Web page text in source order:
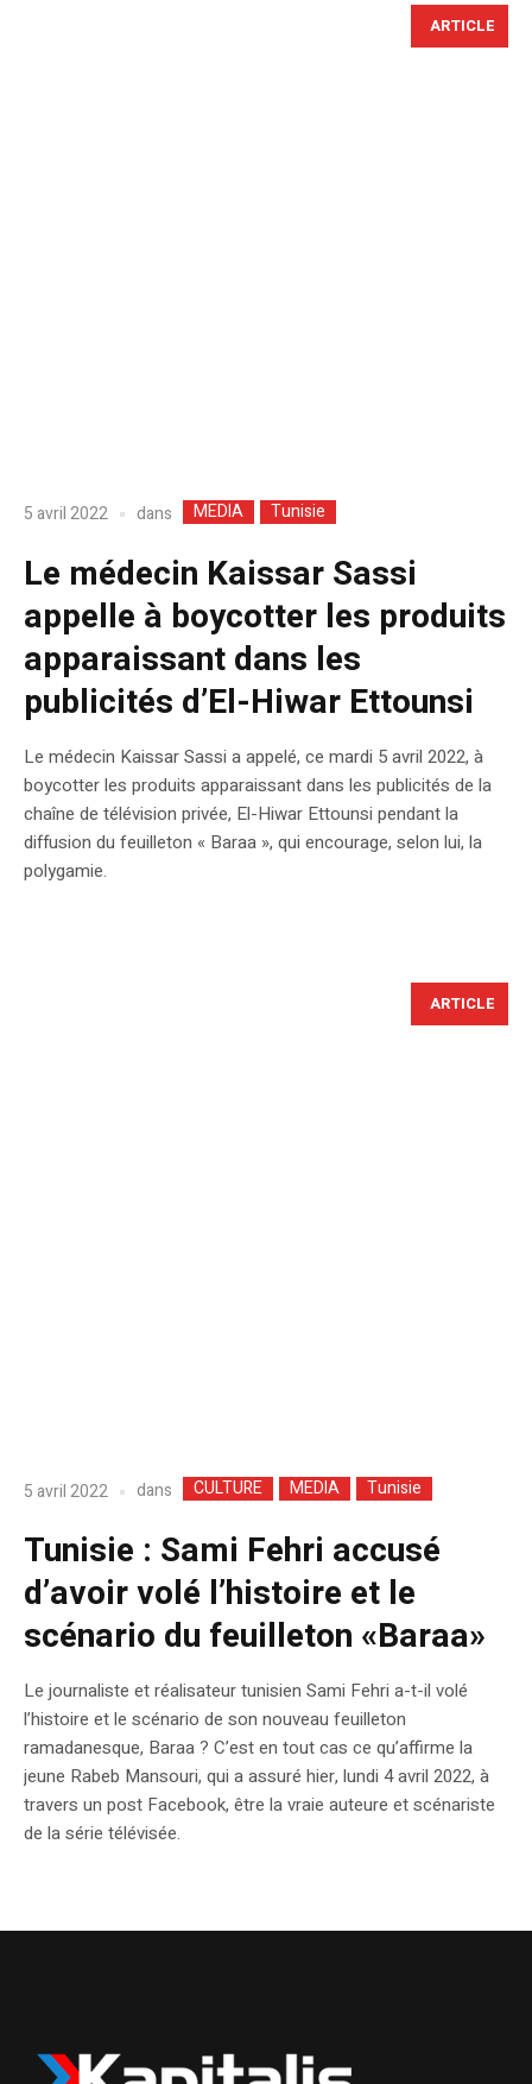
ARTICLE
5 avril 2022 dans MEDIA Tunisie
Le médecin Kaissar Sassi
appelle à boycotter les produits
apparaissant dans les
publicités d’El-Hiwar Ettounsi
Le médecin Kaissar Sassi a appelé, ce mardi 5 avril 2022, à
boycotter les produits apparaissant dans les publicités de la
chaîne de télévision privée, El-Hiwar Ettounsi pendant la
diffusion du feuilleton « Baraa », qui encourage, selon lui, la
polygamie.
ARTICLE
5 avril 2022 dans CULTURE MEDIA Tunisie
Tunisie : Sami Fehri accusé
d’avoir volé l’histoire et le
scénario du feuilleton «Baraa»
Le journaliste et réalisateur tunisien Sami Fehri a-t-il volé
l’histoire et le scénario de son nouveau feuilleton
ramadanesque, Baraa ? C’est en tout cas ce qu’affirme la
jeune Rabeb Mansouri, qui a assuré hier, lundi 4 avril 2022, à
travers un post Facebook, être la vraie auteure et scénariste
de la série télévisée.